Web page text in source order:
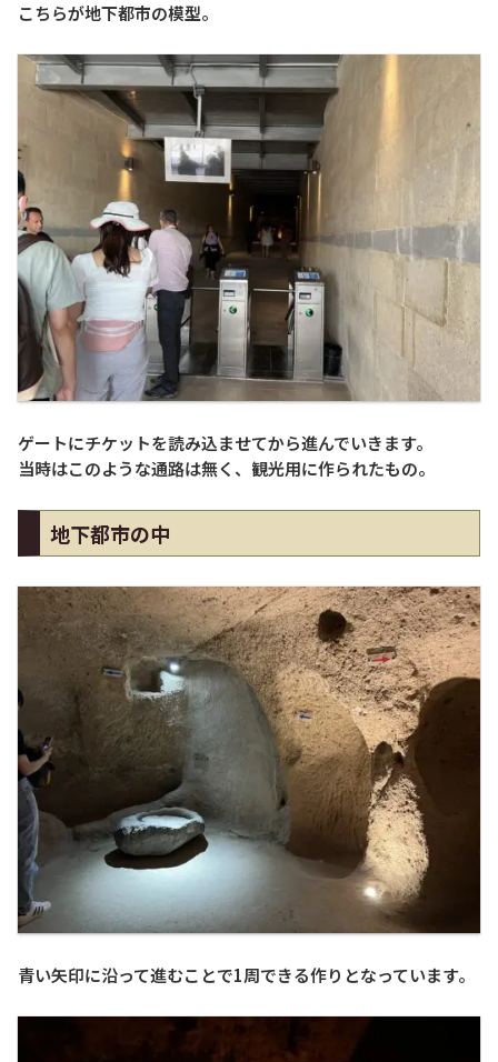
こちらが地下都市の模型。
ゲートにチケットを読み込ませてから進んでいきます。
当時はこのような通路は無く、観光用に作られたもの。
地下都市の中
青い矢印に沿って進むことで1周できる作りとなっています。